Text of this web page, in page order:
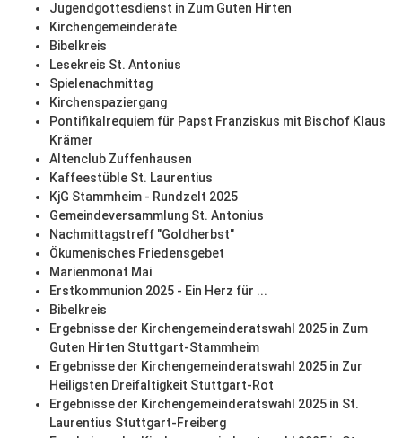
Jugendgottesdienst in Zum Guten Hirten
Kirchengemeinderäte
Bibelkreis
Lesekreis St. Antonius
Spielenachmittag
Kirchenspaziergang
Pontifikalrequiem für Papst Franziskus mit Bischof Klaus
Krämer
Altenclub Zuffenhausen
Kaffeestüble St. Laurentius
KjG Stammheim - Rundzelt 2025
Gemeindeversammlung St. Antonius
Nachmittagstreff "Goldherbst"
Ökumenisches Friedensgebet
Marienmonat Mai
Erstkommunion 2025 - Ein Herz für ...
Bibelkreis
Ergebnisse der Kirchengemeinderatswahl 2025 in Zum
Guten Hirten Stuttgart-Stammheim
Ergebnisse der Kirchengemeinderatswahl 2025 in Zur
Heiligsten Dreifaltigkeit Stuttgart-Rot
Ergebnisse der Kirchengemeinderatswahl 2025 in St.
Laurentius Stuttgart-Freiberg